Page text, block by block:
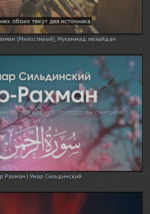
(Милостивый), Мухаммад люхайдан
Рахман | Умар Сильдинский